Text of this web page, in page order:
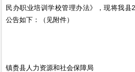
民办职业培训学校管理办法》，现将我县
公告如下：（见附件）
镇赉县人力资源和社会保障局